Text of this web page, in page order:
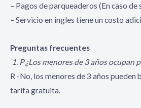
– Pagos de parqueaderos (En caso de
– Servicio en ingles tiene un costo
Preguntas frecuentes
1. P ¿Los menores de 3 años ocupan
R -No, los menores de 3 años pueden
tarifa gratuita.